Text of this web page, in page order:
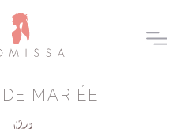
MARIÉE